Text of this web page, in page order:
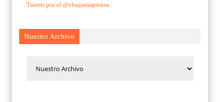
Tweets por el @elsajamaprensa.
Nuestro Archivo